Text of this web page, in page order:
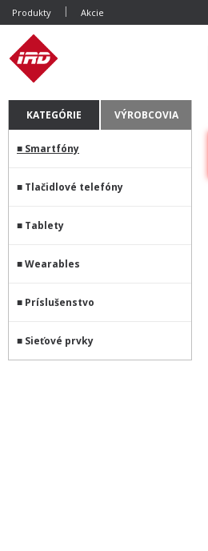
Produkty Akcie
KATEGÓRIE VÝROBCOVIA
Smartfóny
Tlačidlové telefóny
Tablety
Wearables
Príslušenstvo
Sieťové prvky